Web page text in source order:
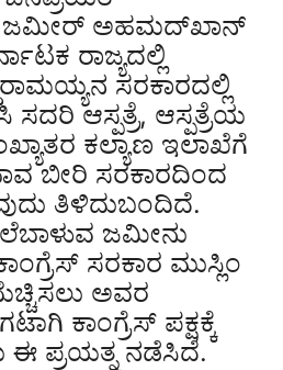
ಜಮೀರ್ ಅಹಮದ್‌ಖಾನ್
ರಾಜ್ಯದಲ್ಲಿ
ಸರಕಾರದಲ್ಲಿ
ಸದರಿ ಆಸ್ಪತ್ರೆ, ಆಸ್ಪತ್ರೆಯ
ಕಲ್ಯಾಣ ಇಲಾಖೆಗೆ
ಬೀರಿ ಸರಕಾರದಿಂದ
ತಿಳಿದುಬಂದಿದೆ.
ಜಮೀನು
ಸರಕಾರ ಮುಸ್ಲಿಂ
ಅವರ
ಕಾಂಗ್ರೆಸ್ ಪಕ್ಷಕ್ಕೆ
ಈ ಪ್ರಯತ್ನ ನಡೆಸಿದೆ.